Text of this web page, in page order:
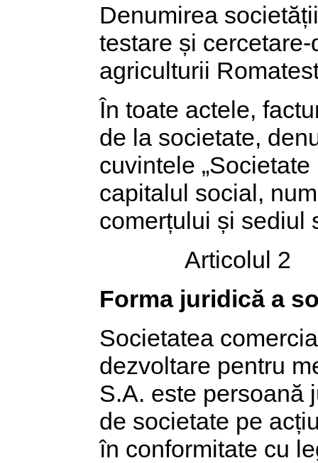
Denumirea
testare și
agriculturii
În toate actele,
de la societate,
cuvintele „Societate
capitalul social,
comerțului și sediul
Articolul 2
Forma juridică a
Societatea
dezvoltare pentru
S.A. este persoană
de societate pe
în conformitate cu